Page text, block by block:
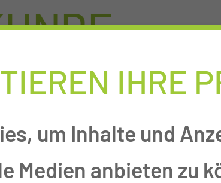
DER
CTK?
IHRE
um Inhalte und
Medien anbieten zu